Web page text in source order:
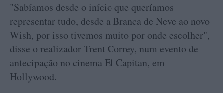
"Sabíamos desde o início que queríamos
representar tudo, desde a Branca de Neve ao novo
Wish, por isso tivemos muito por onde escolher",
disse o realizador Trent Correy, num evento de
antecipação no cinema El Capitan, em
Hollywood.